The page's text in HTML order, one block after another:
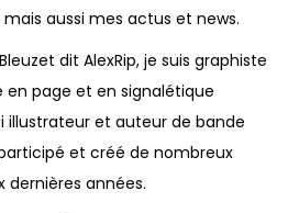
aussi mes actus et news.
dit AlexRip, je suis graphiste
en page et en signalétique
illustrateur et auteur de bande
et créé de nombreux
dernières années.